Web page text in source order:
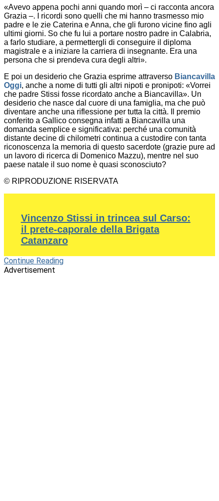
«Avevo appena pochi anni quando morì – ci racconta ancora
Grazia –. I ricordi sono quelli che mi hanno trasmesso mio
padre e le zie Caterina e Anna, che gli furono vicine fino agli
ultimi giorni. So che fu lui a portare nostro padre in Calabria,
a farlo studiare, a permettergli di conseguire il diploma
magistrale e a iniziare la carriera di insegnante. Era una
persona che si prendeva cura degli altri».
E poi un desiderio che Grazia esprime attraverso Biancavilla
Oggi, anche a nome di tutti gli altri nipoti e pronipoti: «Vorrei
che padre Stissi fosse ricordato anche a Biancavilla». Un
desiderio che nasce dal cuore di una famiglia, ma che può
diventare anche una riflessione per tutta la città. Il premio
conferito a Gallico consegna infatti a Biancavilla una
domanda semplice e significativa: perché una comunità
distante decine di chilometri continua a custodire con tanta
riconoscenza la memoria di questo sacerdote (grazie pure ad
un lavoro di ricerca di Domenico Mazzu), mentre nel suo
paese natale il suo nome è quasi sconosciuto?
© RIPRODUZIONE RISERVATA
Vincenzo Stissi in trincea sul Carso:
il prete-caporale della Brigata
Catanzaro
Continue Reading
Advertisement